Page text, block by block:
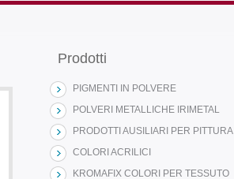
Prodotti
PIGMENTI IN POLVERE
POLVERI METALLICHE IRIMETAL
PRODOTTI AUSILIARI PER PITTURA
COLORI ACRILICI
KROMAFIX COLORI PER TESSUTO